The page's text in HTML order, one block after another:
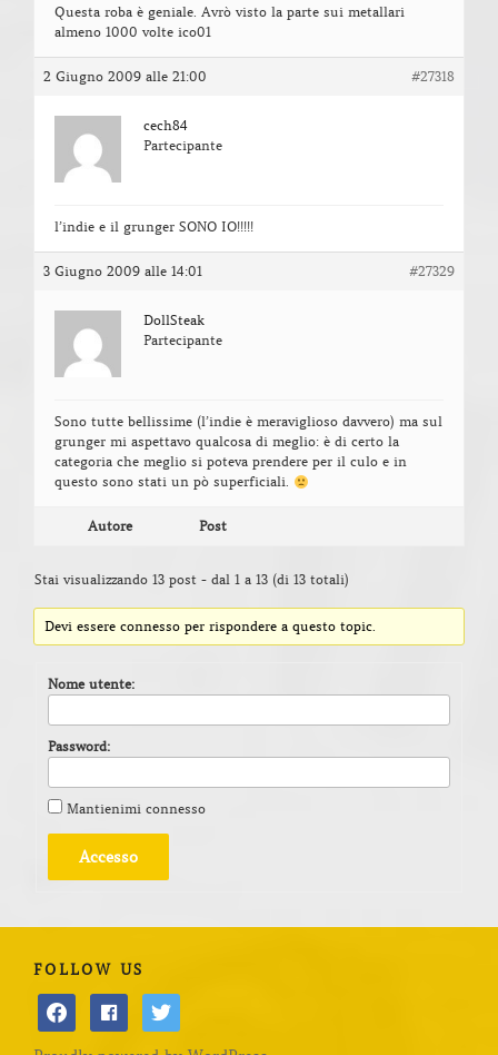
Questa roba è geniale. Avrò visto la parte sui metallari
almeno 1000 volte ico01
2 Giugno 2009 alle 21:00 #27318
cech84
Partecipante
l’indie e il grunger SONO IO!!!!!
3 Giugno 2009 alle 14:01 #27329
DollSteak
Partecipante
Sono tutte bellissime (l’indie è meraviglioso davvero) ma sul
grunger mi aspettavo qualcosa di meglio: è di certo la
categoria che meglio si poteva prendere per il culo e in
questo sono stati un pò superficiali.
Autore Post
Stai visualizzando 13 post - dal 1 a 13 (di 13 totali)
Devi essere connesso per rispondere a questo topic.
Nome utente:
Password:
Mantienimi connesso
Accesso
FOLLOW US
facebookfacebooktwitter